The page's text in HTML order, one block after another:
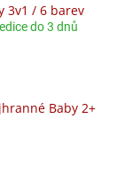
3v1 / 6 barev
do 3 dnů
Baby 2+